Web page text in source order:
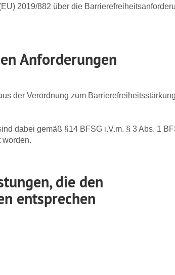
2019/882 über die
Anforderungen
der Verordnung zum
dabei gemäß §14 BFSG i.V.m. § 3 Abs. 1
worden.
die den
entsprechen